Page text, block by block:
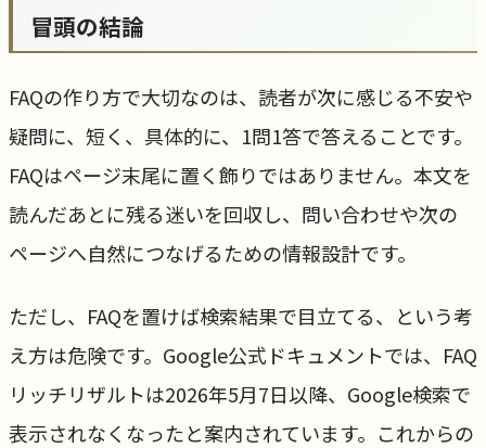
冒頭の結論
FAQの作り方で大切なのは、読者が次に感じる不安や
疑問に、短く、具体的に、1問1答で答えることです。
FAQはページ末尾に置く飾りではありません。本文を
読んだあとに残る迷いを回収し、問い合わせや次の
ページへ自然につなげるための情報設計です。
ただし、FAQを置けば検索結果で目立てる、という考
え方は危険です。Google公式ドキュメントでは、FAQ
リッチリザルトは2026年5月7日以降、Google検索で
表示されなくなったと案内されています。これからの